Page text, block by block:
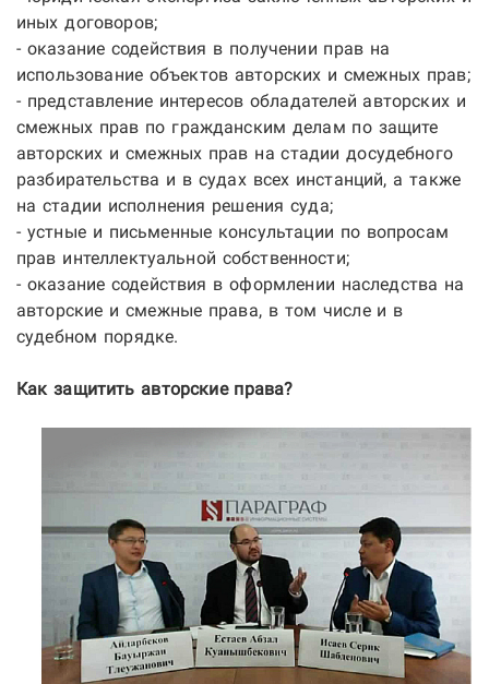
иных договоров;
- оказание содействия в получении прав на
использование объектов авторских и смежных прав;
- представление интересов обладателей авторских и
смежных прав по гражданским делам по защите
авторских и смежных прав на стадии досудебного
разбирательства и в судах всех инстанций, а также
на стадии исполнения решения суда;
- устные и письменные консультации по вопросам
прав интеллектуальной собственности;
- оказание содействия в оформлении наследства на
авторские и смежные права, в том числе и в
судебном порядке.
Как защитить авторские права?